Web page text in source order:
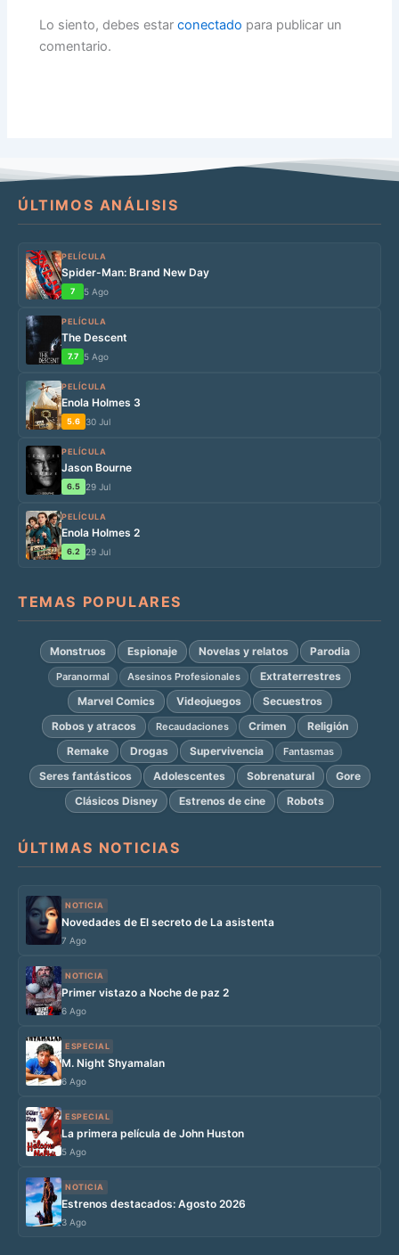
Lo siento, debes estarconectado para publicar un
comentario.
ÚLTIMOS ANÁLISIS
PELÍCULA
Spider-Man: Brand New Day
7 5 Ago
PELÍCULA
The Descent
7.7 5 Ago
PELÍCULA
Enola Holmes 3
5.6 30 Jul
PELÍCULA
Jason Bourne
6.5 29 Jul
PELÍCULA
Enola Holmes 2
6.2 29 Jul
TEMAS POPULARES
Monstruos Espionaje Novelas y relatos Parodia
Paranormal Asesinos Profesionales
Extraterrestres
Marvel Comics
Videojuegos
Secuestros
Robos y atracos
Recaudaciones Crimen
Religión
Remake
Drogas Supervivencia Fantasmas
Seres fantásticos Adolescentes Sobrenatural
Gore
Clásicos Disney
Estrenos de cine Robots
ÚLTIMAS NOTICIAS
NOTICIA
Novedades de El secreto de La asistenta
7 Ago
NOTICIA
Primer vistazo a Noche de paz 2
6 Ago
ESPECIAL
M. Night Shyamalan
6 Ago
ESPECIAL
La primera película de John Huston
5 Ago
NOTICIA
Estrenos destacados: Agosto 2026
3 Ago